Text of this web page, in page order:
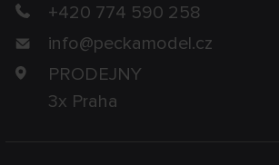
+420 774 590 258
info@peckamodel.cz
PRODEJNY
3x Praha